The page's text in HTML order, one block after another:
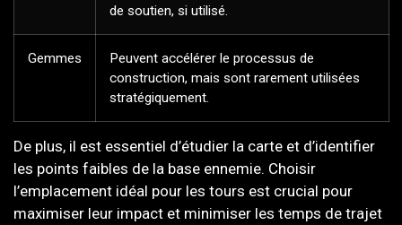
de soutien, si utilisé.
Gemmes
Peuvent accélérer le processus de
construction, mais sont rarement utilisées
stratégiquement.
De plus, il est essentiel d’étudier la carte et d’identifier
les points faibles de la base ennemie. Choisir
l’emplacement idéal pour les tours est crucial pour
maximiser leur impact et minimiser les temps de trajet